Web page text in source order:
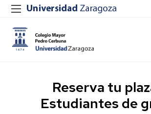
Reserva tu
Estudiantes de